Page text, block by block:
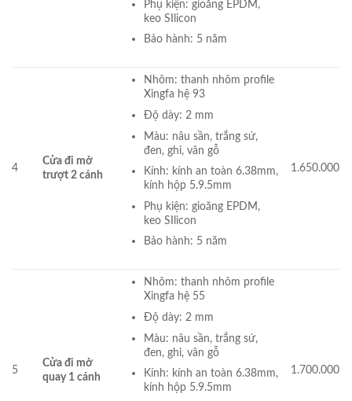
Phụ kiện: gioăng EPDM,
keo SIlicon
Bảo hành: 5 năm
4
Cửa đi mở
trượt 2 cánh
Nhôm: thanh nhôm profile
Xingfa hệ 93
Độ dày: 2 mm
Màu: nâu sần, trắng sứ,
đen, ghi, vân gỗ
Kính: kính an toàn 6.38mm,
kính hộp 5.9.5mm
Phụ kiện: gioăng EPDM,
keo SIlicon
Bảo hành: 5 năm
1.650.000
5
Cửa đi mở
quay 1 cánh
Nhôm: thanh nhôm profile
Xingfa hệ 55
Độ dày: 2 mm
Màu: nâu sần, trắng sứ,
đen, ghi, vân gỗ
Kính: kính an toàn 6.38mm,
kính hộp 5.9.5mm
1.700.000